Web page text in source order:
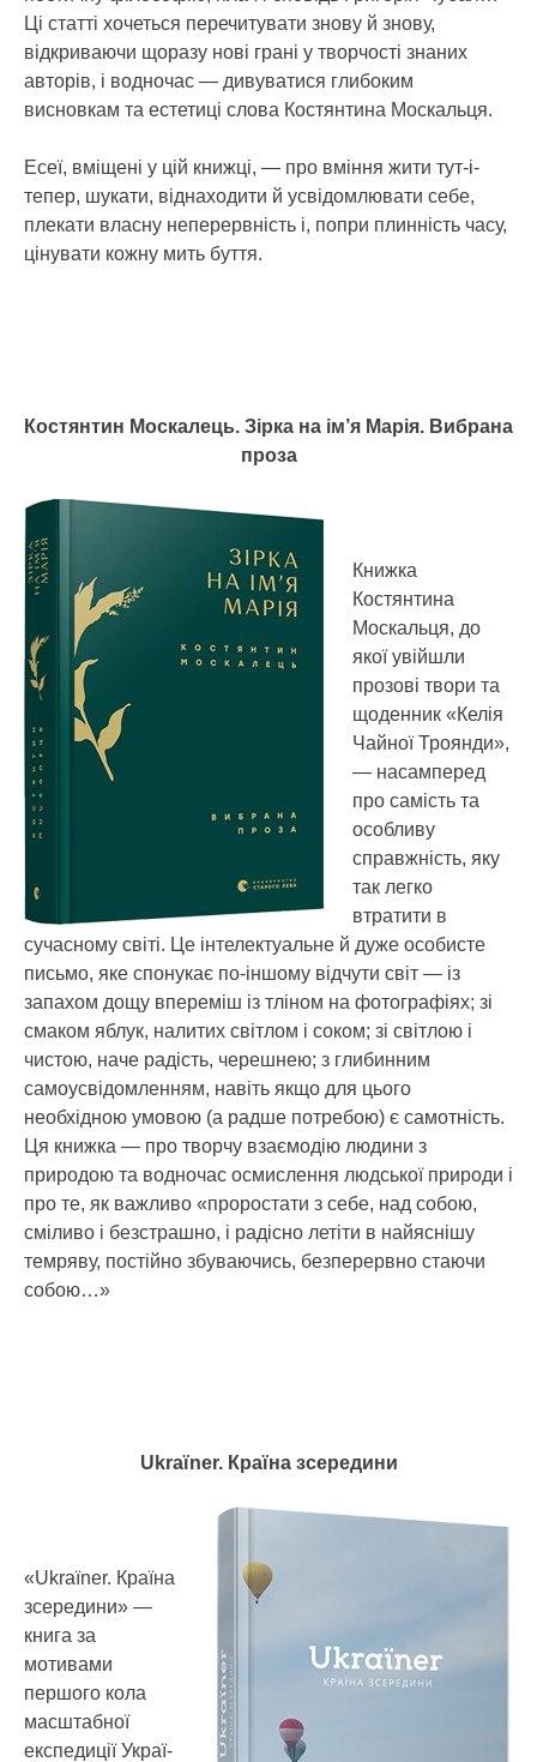
Ці статті хочеться перечитувати знову й знову,
відкриваючи щоразу нові грані у творчості знаних
авторів, і водночас — дивуватися глибоким
висновкам та естетиці слова Костянтина Москальця.
Есеї, вміщені у цій книжці, — про вміння жити тут-і-
тепер, шукати, віднаходити й усвідомлювати себе,
плекати власну неперервність і, попри плинність часу,
цінувати кожну мить буття.
Костянтин Москалець. Зірка на ім’я Марія. Вибрана
проза
Книжка
Костянтина
Москальця, до
якої увійшли
прозові твори та
щоденник «Келія
Чайної Троянди»,
— насамперед
про самість та
особливу
справжність, яку
так легко
втратити в
сучасному світі. Це інтелектуальне й дуже особисте
письмо, яке спонукає по-іншому відчути світ — із
запахом дощу впереміш із тліном на фотографіях; зі
смаком яблук, налитих світлом і соком; зі світлою і
чистою, наче радість, черешнею; з глибинним
самоусвідомленням, навіть якщо для цього
необхідною умовою (а радше потребою) є самотність.
Ця книжка — про творчу взаємодію людини з
природою та водночас осмислення людської природи і
про те, як важливо «проростати з себе, над собою,
сміливо і безстрашно, і радісно летіти в найяснішу
темряву, постійно збуваючись, безперервно стаючи
собою…»
Ukraїner. Країна зсередини
«Ukraїner. Країна
зсередини» — ​
книга за
мотивами
першого кола
масштабної
експедиції Украї­